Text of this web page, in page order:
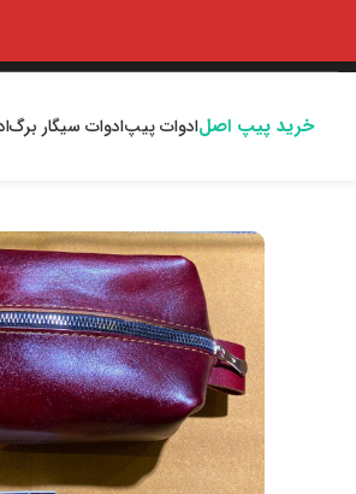
خرید پیپ اصلادوات پیپادوات سیگار برگ